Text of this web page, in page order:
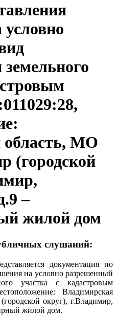
область, МО
(городской
–
жилой дом
слушаний:
документация по
на условно разрешенный
участка с кадастровым
Владимирская
округ), г.Владимир,
жилой дом.